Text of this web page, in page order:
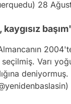
28
kaygısız
Varı
deniyormuş.